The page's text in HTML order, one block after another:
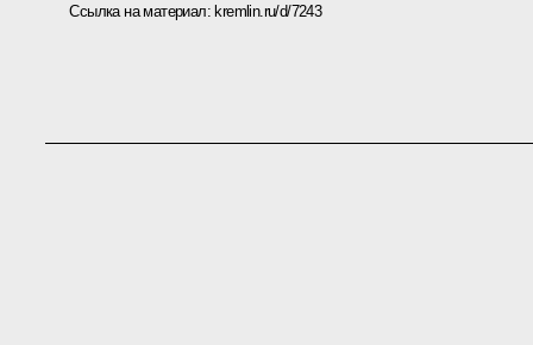
Ссылка на материал: kremlin.ru/d/7243